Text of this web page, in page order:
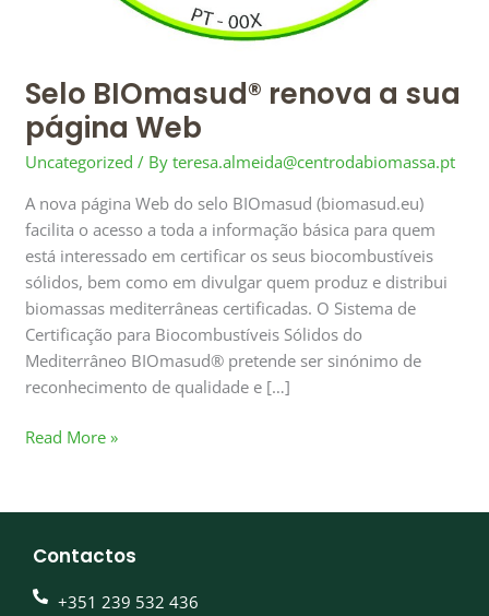
Selo BIOmasud® renova a sua
página Web
Uncategorized / Byteresa.almeida@centrodabiomassa.pt
A nova página Web do selo BIOmasud (biomasud.eu)
facilita o acesso a toda a informação básica para quem
está interessado em certificar os seus biocombustíveis
sólidos, bem como em divulgar quem produz e distribui
biomassas mediterrâneas certificadas. O Sistema de
Certificação para Biocombustíveis Sólidos do
Mediterrâneo BIOmasud® pretende ser sinónimo de
reconhecimento de qualidade e […]
Read More »
Contactos
+351 239 532 436